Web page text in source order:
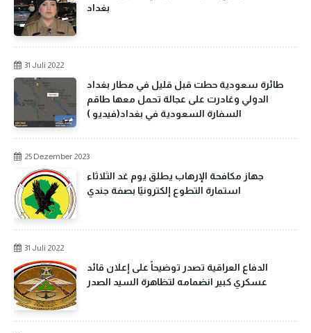
بغداد
31 Juli 2022
طائرة سعودية حطت قبل قليل في مطار بغداد
الدولي وغادرت على عجالة تحمل معها طاقم
السفارة السعودية في بغداد(فيديو )
25 Dezember 2023
جهاز مكافحة الإرهاب يطلق يوم غد الثلاثاء
استمارة التطوع إلكترونيًا بصفة جندي
31 Juli 2022
الدفاع العراقية تصدر توضيحاً على إعلان قائد
عسكري كبير انضمامه لتظاهرة السيد الصدر